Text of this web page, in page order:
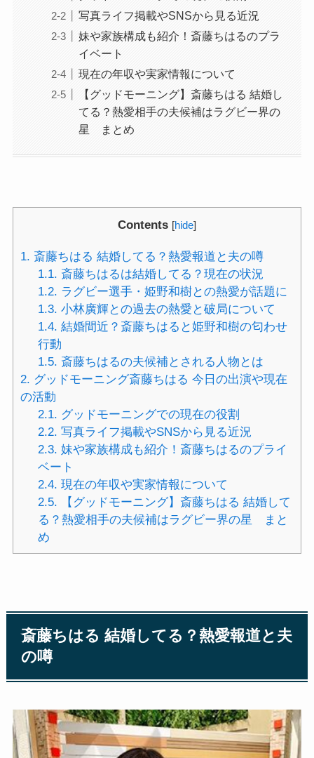
写真ライフ掲載やSNSから見る近況
妹や家族構成も紹介！斎藤ちはるのプラ
イベート
現在の年収や実家情報について
【グッドモーニング】斎藤ちはる 結婚し
てる？熱愛相手の夫候補はラグビー界の
星 まとめ
Contents [hide]
1. 斎藤ちはる 結婚してる？熱愛報道と夫の噂
1.1. 斎藤ちはるは結婚してる？現在の状況
1.2. ラグビー選手・姫野和樹との熱愛が話題に
1.3. 小林廣輝との過去の熱愛と破局について
1.4. 結婚間近？斎藤ちはると姫野和樹の匂わせ
行動
1.5. 斎藤ちはるの夫候補とされる人物とは
2. グッドモーニング斎藤ちはる 今日の出演や現在
の活動
2.1. グッドモーニングでの現在の役割
2.2. 写真ライフ掲載やSNSから見る近況
2.3. 妹や家族構成も紹介！斎藤ちはるのプライ
ベート
2.4. 現在の年収や実家情報について
2.5. 【グッドモーニング】斎藤ちはる 結婚して
る？熱愛相手の夫候補はラグビー界の星 まと
め
斎藤ちはる 結婚してる？熱愛報道と夫
の噂